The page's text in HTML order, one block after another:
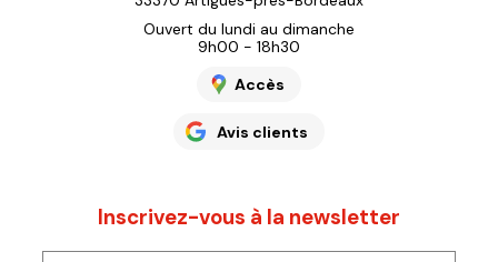
Ouvert du lundi au dimanche
9h00 - 18h30
Accès
Avis clients
Inscrivez-vous à la newsletter